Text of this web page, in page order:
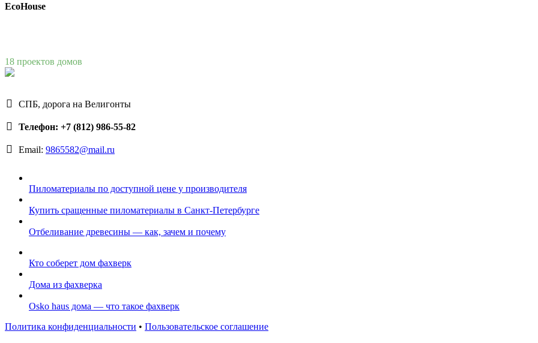
EcoHouse
18 проектов домов
СПБ, дорога на Велигонты
Телефон: +7 (812) 986-55-82
Email: 9865582@mail.ru
Пиломатериалы по доступной цене у производителя
Купить сращенные пиломатериалы в Санкт-Петербурге
Отбеливание древесины — как, зачем и почему
Кто соберет дом фахверк
Дома из фахверка
Osko haus дома — что такое фахверк
Политика конфиденциальности • Пользовательское соглашение